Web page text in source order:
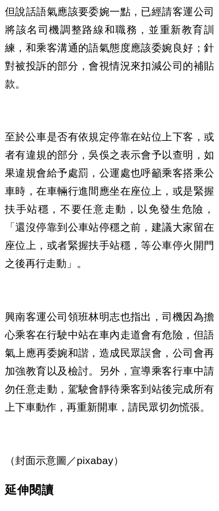
但說話語氣應該要委婉一點，已經請客運公司
將該名司機調整路線和職務，並重新教育訓
練，和乘客溝通的語氣態度應該委婉良好；針
對被投訴的部分，會視情況來扣減公司的補貼
款。
至於公車是否有依規定停靠在站位上下客，或
者有違規的部分，吳俁之表示會予以查明，如
果違規會給予處罰，公運處也呼籲乘客搭乘公
車時，在車輛行進間應坐在座位上，或是緊握
扶手站穩，不要任意走動，以免發生危險，
「還沒停靠到公車站停穩之前，建議大家留在
座位上，或者緊握扶手站穩，等公車停火開門
之後再行走動」。
興南客運公司領班林明志也指出，司機因為擔
心乘客在行駛中站在車內走道會有危險，但語
氣上應再委婉和諧，造成民眾誤會，公司會再
加強教育以及檢討。另外，宣導乘客行車中請
勿任意走動，駕駛會靜待乘客到站後完成所有
上下車動作，再重新開車，請民眾切勿慌張。
（封面示意圖／pixabay）
延伸閱讀